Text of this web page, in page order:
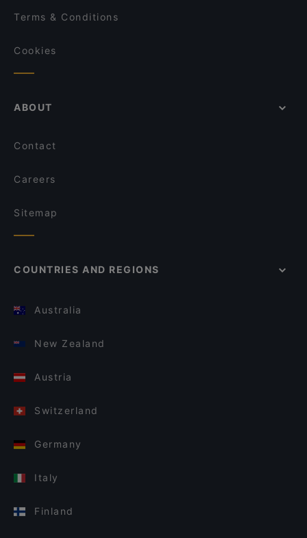
Terms & Conditions
Cookies
ABOUT
Contact
Careers
Sitemap
COUNTRIES AND REGIONS
Australia
New Zealand
Austria
Switzerland
Germany
Italy
Finland